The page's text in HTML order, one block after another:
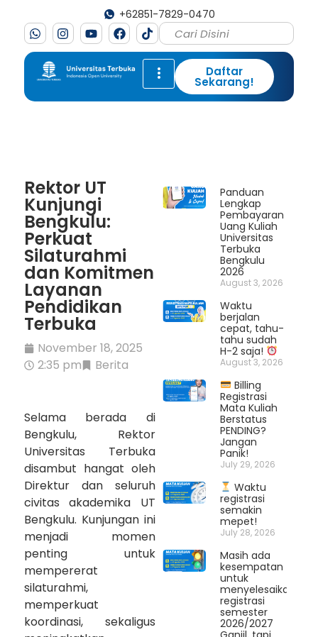
+62851-7829-0470
Daftar
Sekarang!
Rektor UT
Kunjungi
Bengkulu:
Perkuat
Silaturahmi
dan Komitmen
Layanan
Pendidikan
Terbuka
November 18, 2025
2:35 pm
Berita
Selama berada di
Bengkulu, Rektor
Universitas Terbuka
disambut hangat oleh
Direktur dan seluruh
civitas akademika UT
Bengkulu. Kunjungan ini
menjadi momen
penting untuk
mempererat
silaturahmi,
memperkuat
koordinasi, sekaligus
Panduan
Lengkap
Pembayaran
Uang Kuliah
Universitas
Terbuka
Bengkulu
2026
August 3, 2026
Waktu
berjalan
cepat, tahu-
tahu sudah
H-2 saja!
August 3, 2026
Billing
Registrasi
Mata Kuliah
Berstatus
PENDING?
Jangan
Panik!
July 29, 2026
Waktu
registrasi
semakin
mepet!
July 28, 2026
Masih ada
kesempatan
untuk
menyelesaikan
registrasi
semester
2026/2027